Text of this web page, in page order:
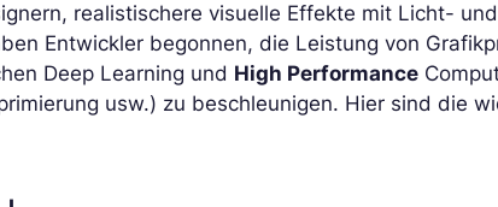
realistischere visuelle Effekte mit Licht-
Entwickler begonnen, die Leistung von
Deep Learning und High Performance
usw.) zu beschleunigen. Hier sind die